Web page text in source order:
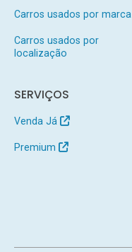
Carros usados por marca
Carros usados por
localização
SERVIÇOS
Venda Já
Premium